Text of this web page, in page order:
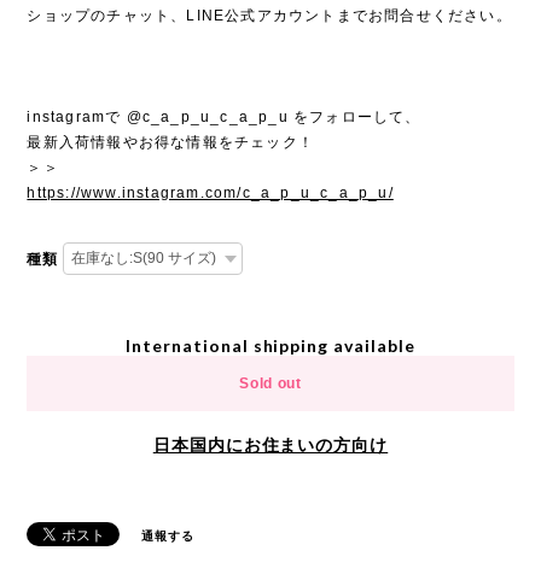
ショップのチャット、LINE公式アカウントまでお問合せください。
instagramで @c_a_p_u_c_a_p_u をフォローして、
最新入荷情報やお得な情報をチェック！
＞＞
https://www.instagram.com/c_a_p_u_c_a_p_u/
種類
International shipping available
Sold out
日本国内にお住まいの方向け
通報する